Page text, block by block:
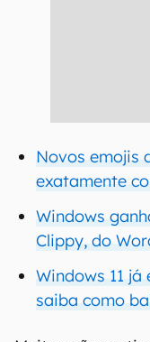
Novos emojis
exatamente
Windows
Clippy, do
Windows 11
saiba como